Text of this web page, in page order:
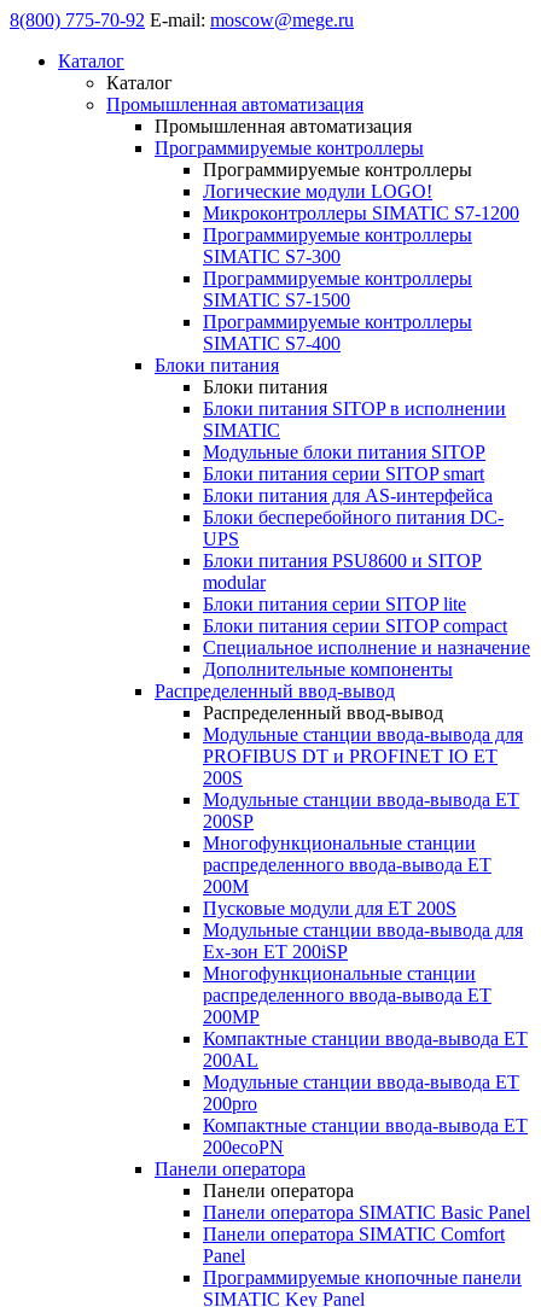
8(800) 775-70-92 E-mail: moscow@mege.ru
Каталог
Каталог
Промышленная автоматизация
Промышленная автоматизация
Программируемые контроллеры
Программируемые контроллеры
Логические модули LOGO!
Микроконтроллеры SIMATIC S7-1200
Программируемые контроллеры
SIMATIC S7-300
Программируемые контроллеры
SIMATIC S7-1500
Программируемые контроллеры
SIMATIC S7-400
Блоки питания
Блоки питания
Блоки питания SITOP в исполнении
SIMATIC
Модульные блоки питания SITOP
Блоки питания серии SITOP smart
Блоки питания для AS-интерфейса
Блоки бесперебойного питания DC-
UPS
Блоки питания PSU8600 и SITOP
modular
Блоки питания серии SITOP lite
Блоки питания серии SITOP compact
Специальное исполнение и назначение
Дополнительные компоненты
Распределенный ввод-вывод
Распределенный ввод-вывод
Модульные станции ввода-вывода для
PROFIBUS DT и PROFINET IO ET
200S
Модульные станции ввода-вывода ET
200SP
Многофункциональные станции
распределенного ввода-вывода ET
200M
Пусковые модули для ET 200S
Модульные станции ввода-вывода для
Ex-зон ET 200iSP
Многофункциональные станции
распределенного ввода-вывода ET
200MP
Компактные станции ввода-вывода ET
200AL
Модульные станции ввода-вывода ET
200pro
Компактные станции ввода-вывода ET
200ecoPN
Панели оператора
Панели оператора
Панели оператора SIMATIC Basic Panel
Панели оператора SIMATIC Comfort
Panel
Программируемые кнопочные панели
SIMATIC Key Panel